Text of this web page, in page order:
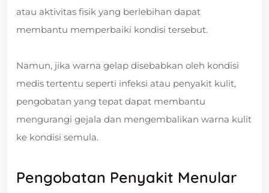
atau aktivitas fisik yang berlebihan dapat
membantu memperbaiki kondisi tersebut.
Namun, jika warna gelap disebabkan oleh kondisi
medis tertentu seperti infeksi atau penyakit kulit,
pengobatan yang tepat dapat membantu
mengurangi gejala dan mengembalikan warna kulit
ke kondisi semula.
Pengobatan Penyakit Menular